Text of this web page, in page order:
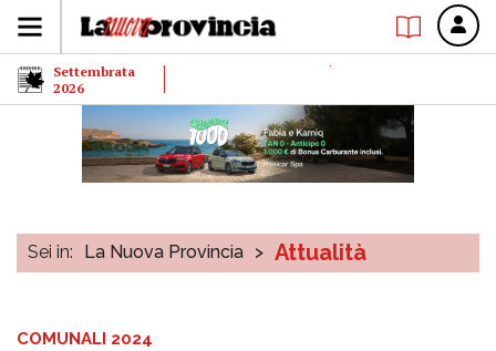
Settembrata
2026
Sei in: La Nuova Provincia > Attualità
COMUNALI 2024